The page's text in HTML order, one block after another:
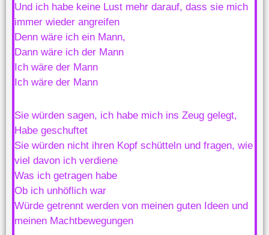
Und ich habe keine Lust mehr darauf, dass sie mich
immer wieder angreifen
Denn wäre ich ein Mann,
Dann wäre ich der Mann
Ich wäre der Mann
Ich wäre der Mann
Sie würden sagen, ich habe mich ins Zeug gelegt,
Habe geschuftet
Sie würden nicht ihren Kopf schütteln und fragen, wie
viel davon ich verdiene
Was ich getragen habe
Ob ich unhöflich war
Würde getrennt werden von meinen guten Ideen und
meinen Machtbewegungen